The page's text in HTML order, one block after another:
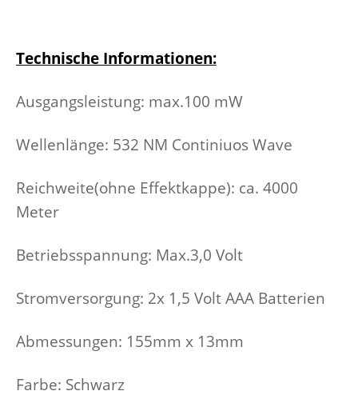
Technische Informationen:
Ausgangsleistung: max.100 mW
Wellenlänge: 532 NM Continiuos Wave
Reichweite(ohne Effektkappe): ca. 4000
Meter
Betriebsspannung: Max.3,0 Volt
Stromversorgung: 2x 1,5 Volt AAA Batterien
Abmessungen: 155mm x 13mm
Farbe: Schwarz